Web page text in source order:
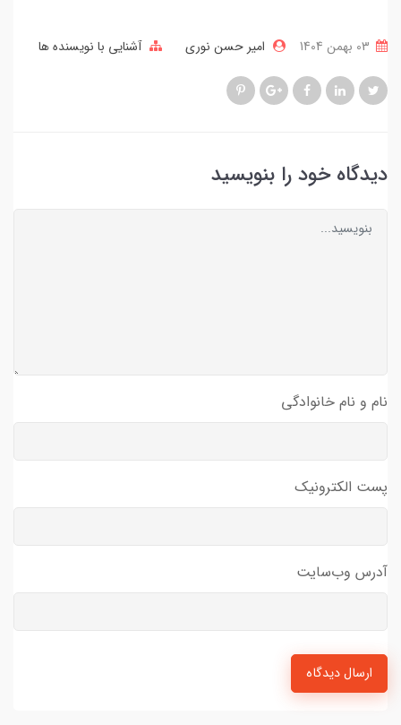
امیر حسن نوری آشنایی با نویسنده ها
دیدگاه خود را بنویسید
نام و نام خانوادگی
پست الکترونیک
آدرس وب‌سایت
ارسال دیدگاه